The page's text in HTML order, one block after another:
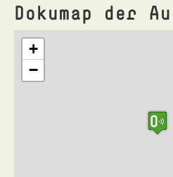
Dokumap der